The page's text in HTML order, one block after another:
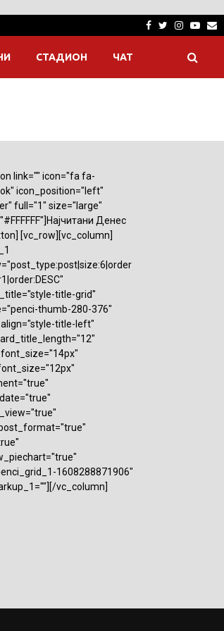
Facebook
Twitter
СТАДИОН ЧАТ
link="" icon="fa fa-
icon_position="left"
full="1" size="large"
Денес
[vc_row][vc_column]
title-grid"
thumb-280-376"
title-left"
1608288871906"
vc_column]